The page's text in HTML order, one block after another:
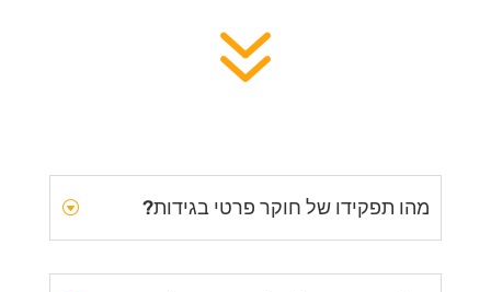
7
מהו תפקידו של חוקר פרטי בגידות?